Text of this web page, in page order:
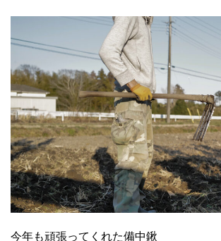
今年も頑張ってくれた備中鍬